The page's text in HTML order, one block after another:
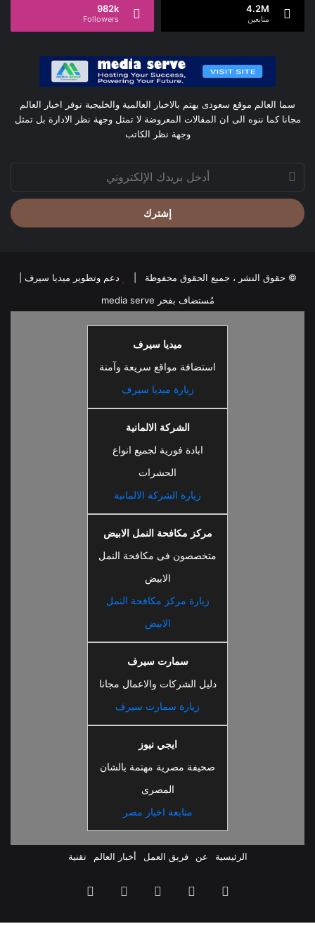
4.2M
متابعين
982k
Followers
سما العالم موقع سعودى يهتم بالاخبار العالمية والخليجية نوفر اخبار العالم
مجانا كما ننوه الى ان المقالات المعروضة لا تمثل وجهة نظر الادارة بل تمثل
وجهة نظر الكاتب
أدخل
بريدك
الإلكتروني
© حقوق النشر ، جميع الحقوق محفوظة | دعم وتطوير ميديا سيرف
مُستضاف بفخر media serve
ميديا سيرف
استضافة مواقع سريعة وآمنة
زيارة ميديا سيرف
الشركة الالمانية
ابادة فورية لجميع انواع
الحشرات
زيارة الشركة الالمانية
مركز مكافحة النمل الابيض
متخصصون فى مكافحة النمل
الابيض
زيارة مركز مكافحة النمل
الابيض
سمارت سيرف
دليل الشركات والاعمال مجانا
زيارة سمارت سيرف
ايجي نيوز
صحيفة مصرية مهتمة بالشان
المصرى
متابعة اخبار مصر
الرئيسية عن فريق العمل أخبار العالم تقنية
ملخص
الموقع
فيسبوك ‫YouTube